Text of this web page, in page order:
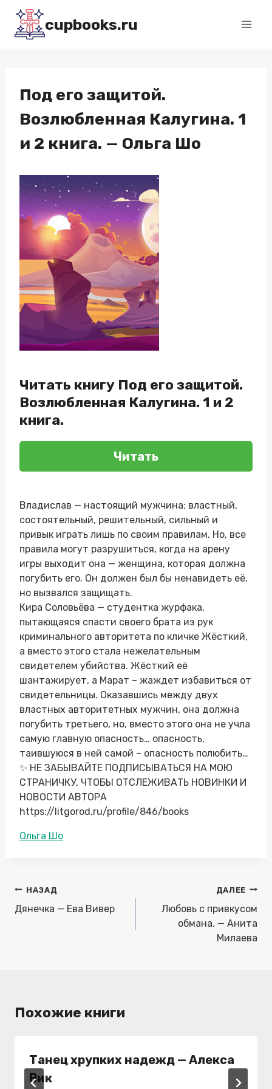
Перейти
содержимому
cupbooks.ru
Под его защитой.
Возлюбленная Калугина. 1
и 2 книга. — Ольга Шо
Читать книгу Под его защитой.
Возлюбленная Калугина. 1 и 2
книга.
Читать
Владислав — настоящий мужчина: властный,
состоятельный, решительный, сильный и
привык играть лишь по своим правилам. Но, все
правила могут разрушиться, когда на арену
игры выходит она — женщина, которая должна
погубить его. Он должен был бы ненавидеть её,
но вызвался защищать.
Кира Соловьёва — студентка журфака,
пытающаяся спасти своего брата из рук
криминального авторитета по кличке Жёсткий,
а вместо этого стала нежелательным
свидетелем убийства. Жёсткий её
шантажирует, а Марат – жаждет избавиться от
свидетельницы. Оказавшись между двух
властных авторитетных мужчин, она должна
погубить третьего, но, вместо этого она не учла
самую главную опасность… опасность,
таившуюся в ней самой – опасность полюбить…
✨ НЕ ЗАБЫВАЙТЕ ПОДПИСЫВАТЬСЯ НА МОЮ
СТРАНИЧКУ, ЧТОБЫ ОТСЛЕЖИВАТЬ НОВИНКИ И
НОВОСТИ АВТОРА
https://litgorod.ru/profile/846/books
Метки
Ольга Шо
Навигация
по
НАЗАД
Дянечка — Ева Вивер
ДАЛЕЕ
Любовь с привкусом
обмана. — Анита
Милаева
Похожие книги
Танец хрупких надежд — Алекса
Вик